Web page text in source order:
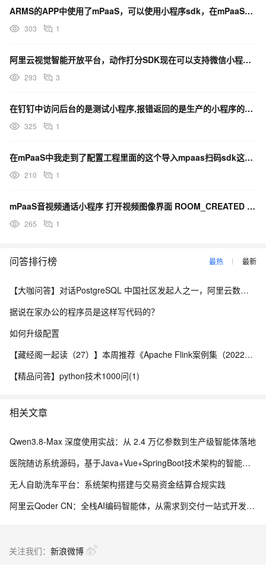
ARMS的APP中使用了mPaaS，可以使用小程序sdk，在mPaaS小程序中吗？
303 1
阿里云视觉智能开放平台，动作打分SDK现在可以支持微信小程序调用了吗？
293 3
在钉钉中访问后台的是测试小程序,报错返回的是生产的小程序的app_key，如何解决？
325 1
在mPaaS中我走到了配置工程里面的这个导入mpaas扫码sdk这一步，这个sdk在哪里下载？
210 1
mPaaS音视频通话小程序 打开视频图像界面 ROOM_CREATED 监听不到消息 是啥情况？
265 1
问答排行榜 最热 最新
【大咖问答】对话PostgreSQL 中国社区发起人之一，阿里云数据库高级专家 德哥
据说在家办公的程序员是这样写代码的？
如何升级配置
【藏经阁一起读（27）】本周推荐《Apache Flink案例集（2022版）》，你有哪些心得？
【精品问答】python技术1000问(1)
相关文章
Qwen3.8-Max 深度使用实战：从 2.4 万亿参数到生产级智能体落地
医院随访系统源码，基于Java+Vue+SpringBoot技术架构的智能化管理平台
无人自助洗车平台：系统架构搭建与交易资金结算合规实践
阿里云Qoder CN：全栈AI编码智能体，从需求到交付一站式开发平台
关注我们： 新浪微博